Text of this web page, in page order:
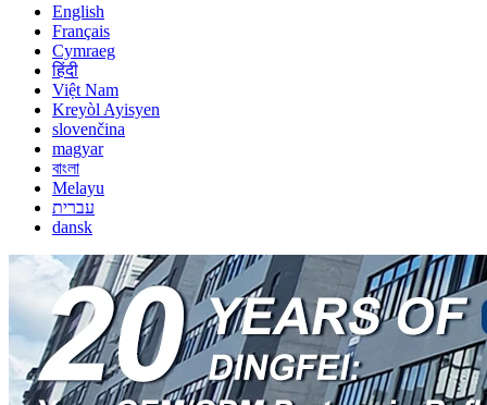
English
Français
Cymraeg
हिंदी
Việt Nam
Kreyòl Ayisyen
slovenčina
magyar
বাংলা
Melayu
עברית
dansk